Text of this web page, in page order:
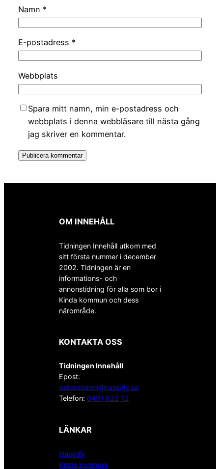
Namn *
E-postadress *
Webbplats
Spara mitt namn, min e-postadress och
webbplats i denna webbläsare till nästa gång
jag skriver en kommentar.
OM INNEHÅLL
Tidningen Innehåll utkom med
sitt första nummer i december
2002. Tidningen är en
informations- och
annonstidning för alla som bor i
Kinda kommun och dess
närområde.
KONTAKTA OSS
Tidningen Innehåll
Epost:
oskarshamn@happify.se
Telefon: 0491 822 12
LÄNKAR
Happify
Kinda kommun